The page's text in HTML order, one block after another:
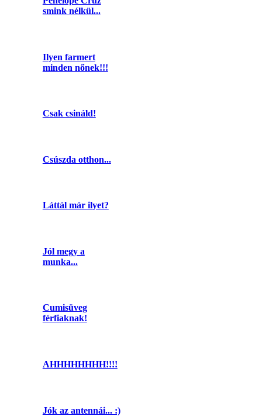
smink nélkül...
Ilyen farmert
minden nőnek!!!
Csak csináld!
Csúszda otthon...
Láttál már ilyet?
Jól megy a
munka...
Cumisüveg
férfiaknak!
AHHHHHHHH!!!!
Jók az antennái... :)